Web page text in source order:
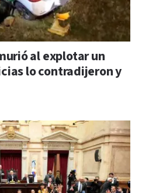
al explotar un
lo contradijeron y